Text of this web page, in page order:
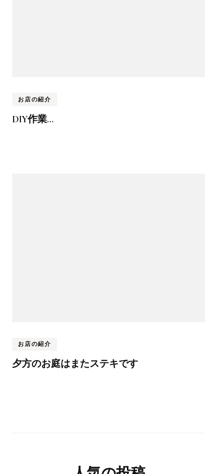
お店の紹介
DIY作業…
お店の紹介
夕方のお庭はまたステキです